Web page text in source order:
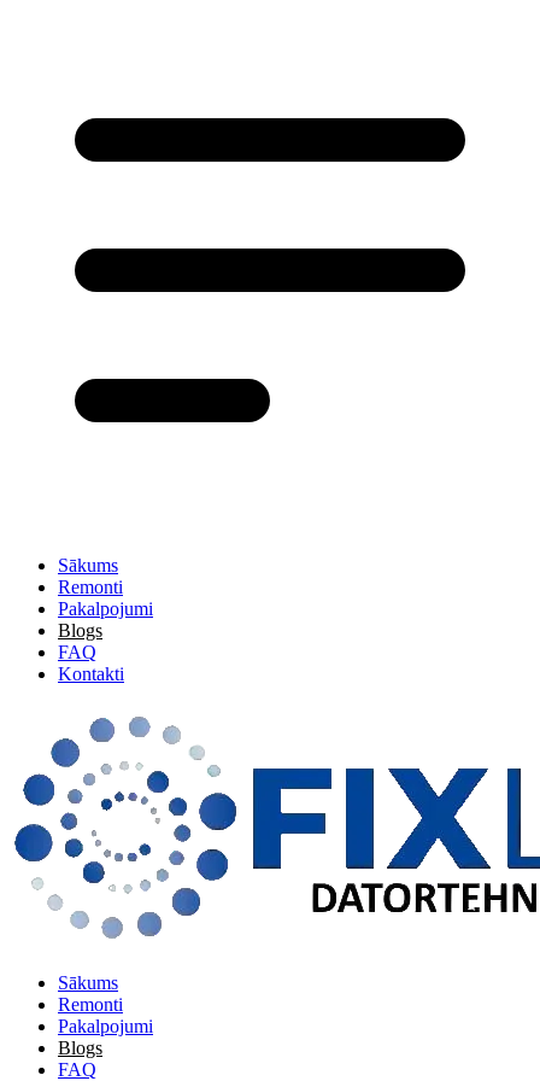
Sākums
Remonti
Pakalpojumi
Blogs
FAQ
Kontakti
Sākums
Remonti
Pakalpojumi
Blogs
FAQ